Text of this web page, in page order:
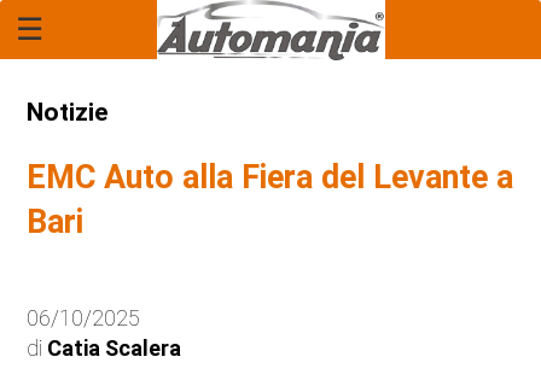
Home Page
Economia
Tecnologia
☰
Notizie
EMC Auto alla Fiera del Levante a
Bari
06/10/2025
di Catia Scalera